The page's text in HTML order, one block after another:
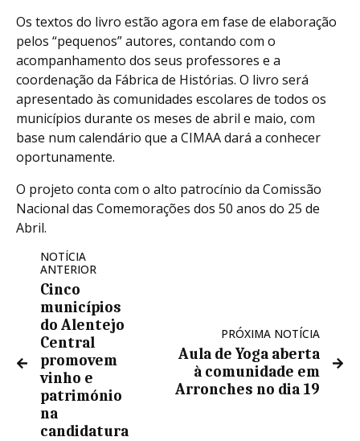
Os textos do livro estão agora em fase de elaboração
pelos “pequenos” autores, contando com o
acompanhamento dos seus professores e a
coordenação da Fábrica de Histórias. O livro será
apresentado às comunidades escolares de todos os
municípios durante os meses de abril e maio, com
base num calendário que a CIMAA dará a conhecer
oportunamente.
O projeto conta com o alto patrocínio da Comissão
Nacional das Comemorações dos 50 anos do 25 de
Abril.
NOTÍCIA
ANTERIOR
Cinco
municípios
do Alentejo
Central
promovem
vinho e
património
na
candidatura
PRÓXIMA NOTÍCIA
Aula de Yoga aberta
à comunidade em
Arronches no dia 19